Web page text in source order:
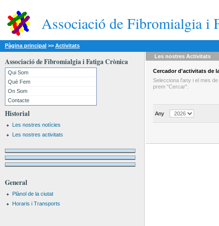
Associació de Fibromialgia i
Pàgina principal >> Activitats
Associació de Fibromialgia i Fatiga Crònica
Qui Som
Què Fem
On Som
Contacte
Historial
Les nostres notícies
Les nostres activitats
General
Plànol de la ciutat
Horaris i Transports
Les nostres Activitats
Cercadord'activitats de
Selecciona l'any i el mes
prem "Cercar".
Any